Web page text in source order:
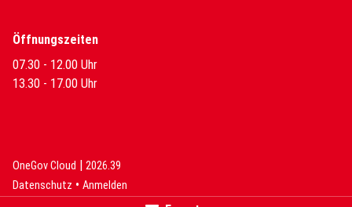
Öffnungszeiten
07.30 - 12.00 Uhr
13.30 - 17.00 Uhr
OneGov Cloud (External Link)
| 2026.39
Datenschutz (External Link)
Anmelden